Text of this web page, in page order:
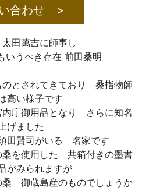
合わせ >
田萬吉に師事し
いうべき存在 前田桑明
のとされてきており 桑指物師
高い様子です
内庁御用品となり さらに知名
げました
田賢司がいる 名家です
を使用した 共箱付きの墨書
がみられますが
桑 御蔵島産のものでしょうか